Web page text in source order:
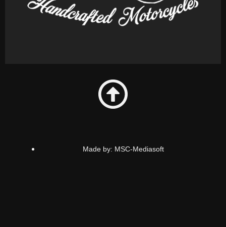
Made by: MSC-Mediasoft